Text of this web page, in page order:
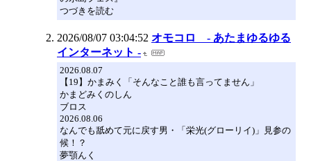
つづきを読む
2026/08/07 03:04:52 オモコロ - あたまゆるゆる
インターネット -
2026.08.07
【19】かまみく「そんなこと誰も言ってません」
かまどみくのしん
ブロス
2026.08.06
なんでも舐めて元に戻す男・「栄光(グローリイ)」見参の
候！？
夢顎んく